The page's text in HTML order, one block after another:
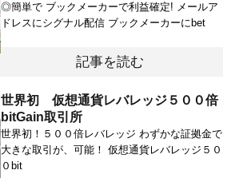
◎簡単で ブックメーカーで利益確定! メールア
ドレスにシグナル配信 ブックメーカーにbet
記事を読む
世界初 仮想通貨レバレッジ５００倍
bitGain取引所
世界初！５００倍レバレッジ わずかな証拠金で
大きな取引が、可能！ 仮想通貨レバレッジ５０
０bit